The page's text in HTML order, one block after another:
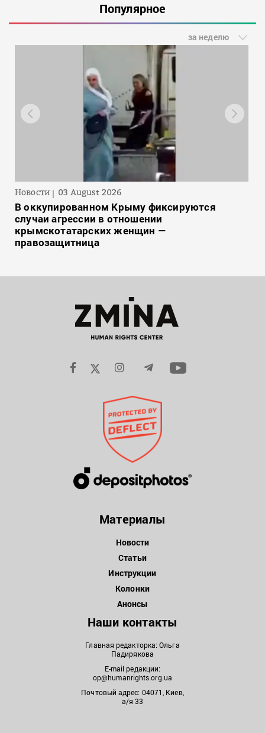
Популярное
за неделю
Новости 03 August 2026
В оккупированном Крыму фиксируются
случаи агрессии в отношении
крымскотатарских женщин —
правозащитница
Материалы
Новости
Статьи
Инструкции
Колонки
Анонсы
Наши контакты
Главная редакторка: Ольга
Падирякова
E-mail редакции:
op@humanrights.org.ua
Почтовый адрес: 04071, Киев,
а/я 33